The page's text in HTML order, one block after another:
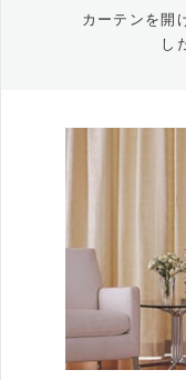
カーテンを開
し